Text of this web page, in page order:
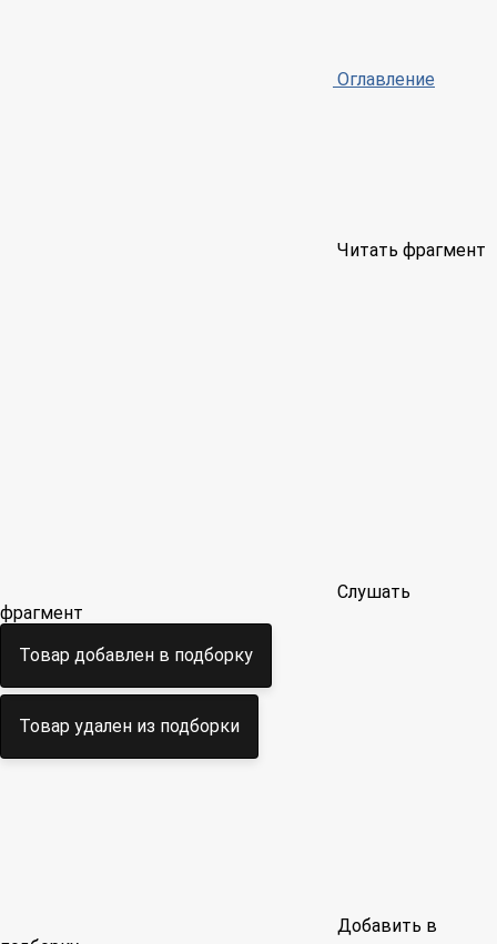
Оглавление
Читать фрагмент
Слушать
фрагмент
Товар добавлен в подборку
Товар удален из подборки
Добавить в